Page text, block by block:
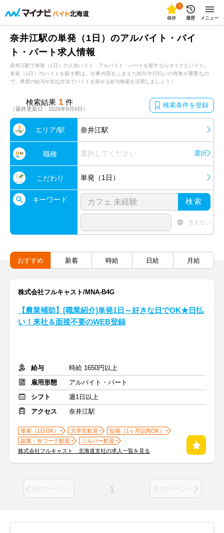
北海道
0
保存 履歴 メニュー
奈井江駅の単発（1日）のアルバイト・バイ
ト・パート求人情報
奈井江駅で単発（1日）の人気バイト・アルバイト・パートを探すならマイナビバイト。
単発（1日）のバイトを探す際は、仕事内容をふまえた給与や日払いの有無が重要なの
で、希望の給与や支払方法でバイトを探せる給与検索を活用しましょう！
検索結果 1 件
（最終更新日：2026年8月6日） 検索条件を登録
エリア/駅 奈井江駅
職種 選択してください 選択
こだわり 単発（1日）
キーワード 検索
含まない
おすすめ 新着 時給 日給 月給
株式会社フルキャスト/MNA-B4G
【農業補助】[職業紹介]単発1日～好きな日でOK★日払
い！来社＆面接不要のWEB登録
給与
時給 1650円以上
雇用形態
アルバイト・パート
シフト
週1日以上
アクセス
奈井江駅
単発（1日OK） 大学生歓迎
短期（1ヶ月以内OK）
副業・Ｗワーク歓迎
シルバー歓迎
株式会社フルキャスト 北海道支社の求人一覧を見る
前のページへ 1 次のページへ